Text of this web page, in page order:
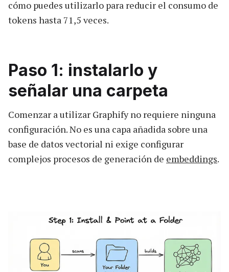
cómo puedes utilizarlo para reducir el consumo de
tokens hasta 71,5 veces.
Paso 1: instalarlo y
señalar una carpeta
Comenzar a utilizar Graphify no requiere ninguna
configuración. No es una capa añadida sobre una
base de datos vectorial ni exige configurar
complejos procesos de generación de embeddings.